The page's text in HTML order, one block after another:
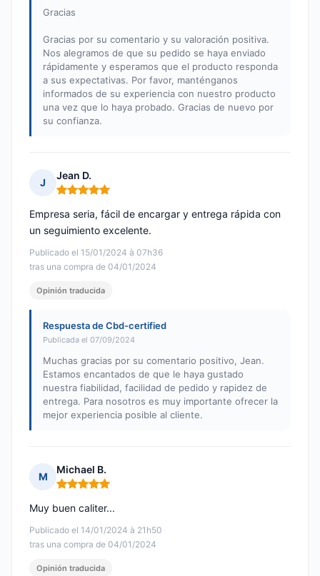
Gracias
Gracias por su comentario y su valoración positiva.
Nos alegramos de que su pedido se haya enviado
rápidamente y esperamos que el producto responda
a sus expectativas. Por favor, manténganos
informados de su experiencia con nuestro producto
una vez que lo haya probado. Gracias de nuevo por
su confianza.
J
Jean D.
Nota: 5 de 5
Publicado el 15/01/2024 à 07h36
tras una compra de 04/01/2024
Empresa seria, fácil de encargar y entrega rápida con
un seguimiento excelente.
Opinión traducida
Respuesta de Cbd-certified
Publicada el 07/09/2024
Muchas gracias por su comentario positivo, Jean.
Estamos encantados de que le haya gustado
nuestra fiabilidad, facilidad de pedido y rapidez de
entrega. Para nosotros es muy importante ofrecer la
mejor experiencia posible al cliente.
M
Michael B.
Nota: 5 de 5
Publicado el 14/01/2024 à 21h50
tras una compra de 04/01/2024
Muy buen caliter...
Opinión traducida